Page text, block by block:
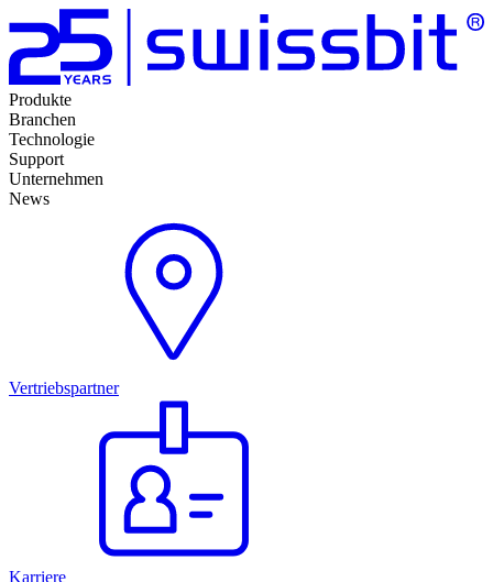
Produkte
Branchen
Technologie
Support
Unternehmen
News
Vertriebspartner
Karriere